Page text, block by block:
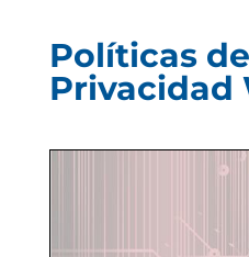
Políticas de
Privacidad